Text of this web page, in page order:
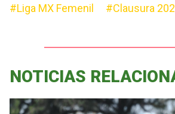
#Liga MX Femenil
#Clausura
NOTICIAS